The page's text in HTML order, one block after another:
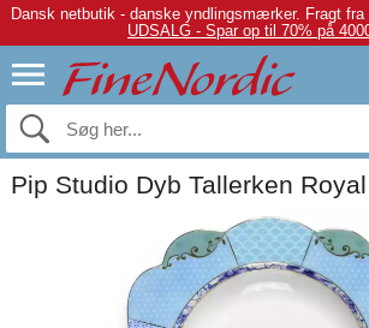
Dansk netbutik - danske yndlingsmærker. Fragt
UDSALG - Spar op til 70% på
Pip Studio Dyb Tallerken